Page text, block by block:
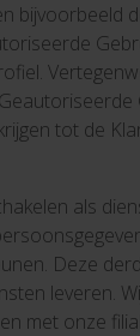
bijvoorbeeld
tot de
als
Deze
leveren.
met onze